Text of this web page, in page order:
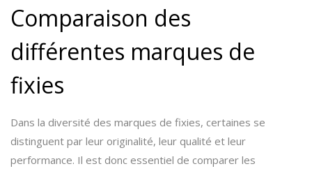
Comparaison des
différentes marques de
fixies
Dans la diversité des marques de fixies, certaines se
distinguent par leur originalité, leur qualité et leur
performance. Il est donc essentiel de comparer les